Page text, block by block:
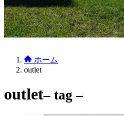
ホーム
outlet
outlet– tag –